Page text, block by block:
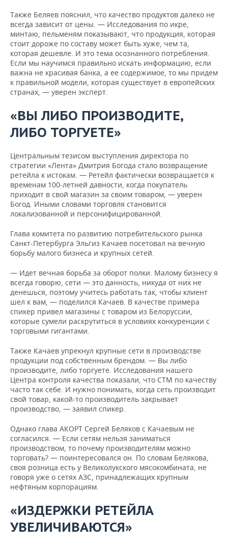
Также Беляев пояснил, что качество продуктов далеко не
всегда зависит от цены. — Исследования по икре,
минтаю, пельменям показывают, что продукция, которая
стоит дороже по составу может быть хуже, чем та,
которая дешевле. И это тема осознанного потребления.
Если мы научимся правильно искать информацию, если
важна не красивая банка, а ее содержимое, то мы придем
к правильной модели, которая существует в европейских
странах, — уверен эксперт.
«ВЫ ЛИБО ПРОИЗВОДИТЕ,
ЛИБО ТОРГУЕТЕ»
Центральным тезисом выступления директора по
стратегии «Лента» Дмитрия Богода стало возвращение
ретейла к истокам. — Ретейл фактически возвращается к
временам 100-летней давности, когда покупатель
приходит в свой магазин за своим товаром, — уверен
Богод. Иными словами торговля становится
локализованной и персонифицированной.
Глава комитета по развитию потребительского рынка
Санкт-Петербурга Эльгиз Качаев посетовал на вечную
борьбу малого бизнеса и крупных сетей.
— Идет вечная борьба за оборот полки. Малому бизнесу я
всегда говорю, сети — это данность, никуда от них не
денешься, поэтому учитесь работать так, чтобы клиент
шел к вам, — поделился Качаев. В качестве примера
спикер привел магазины с товаром из Белоруссии,
которые сумели раскрутиться в условиях конкуренции с
торговыми гигантами.
Также Качаев упрекнул крупные сети в производстве
продукции под собственным брендом. — Вы либо
производите, либо торгуете. Исследования нашего
Центра контроля качества показали, что СТМ по качеству
часто так себе. И нужно понимать, когда сеть производит
свой товар, какой-то производитель закрывает
производство, — заявил спикер.
Однако глава АКОРТ Сергей Беляков с Качаевым не
согласился. — Если сетям нельзя заниматься
производством, то почему производителям можно
торговать? — поинтересовался он. По словам Белякова,
своя розница есть у Великолукского мясокомбината, не
говоря уже о сетях АЗС, принадлежащих крупным
нефтяным корпорациям.
«ИЗДЕРЖКИ РЕТЕЙЛА
УВЕЛИЧИВАЮТСЯ»